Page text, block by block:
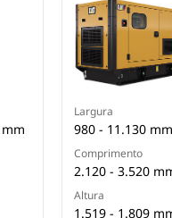
Largura
980 - 11.130 mm
Comprimento
2.120 - 3.520
Altura
1.519 - 1.809